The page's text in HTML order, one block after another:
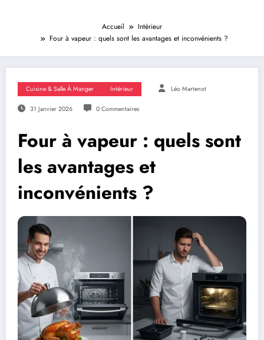
Accueil
Intérieur
Four à vapeur : quels sont les avantages et inconvénients ?
Cuisine & Salle À Manger Intérieur Léo Martenot
31 Janvier 2026 0 Commentaires
Four à vapeur : quels sont
les avantages et
inconvénients ?